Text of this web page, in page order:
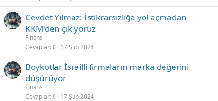
Cevdet Yılmaz: İstikrarsızlığa yol açmadan
KKM'den çıkıyoruz
Finans
Cevaplar 0 17 Şub 2024
Boykotlar İsrailli firmaların marka değerini
düşürüyor
Finans
Cevaplar 0 17 Şub 2024